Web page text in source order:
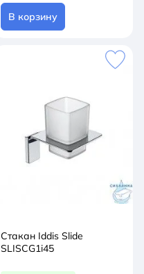
В корзину
Стакан Iddis Slide
SLISCG1i45